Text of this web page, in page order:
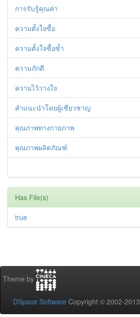
การรับรู้คุณค่า
ความตั้งใจซื้อ
ความตั้งใจซื้อซ้ำ
ความภักดี
ความไว้วางใจ
คำแนะนำโดยผู้เชี่ยวชาญ
คุณภาพทางกายภาพ
คุณภาพผลิตภัณฑ์
Has File(s)
true
Theme by
DSpace Software Copyright © 2002-2013